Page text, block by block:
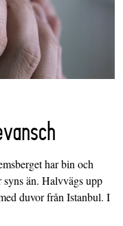
har bin och
syns än. Halvvägs upp
duvor från Istanbul. I